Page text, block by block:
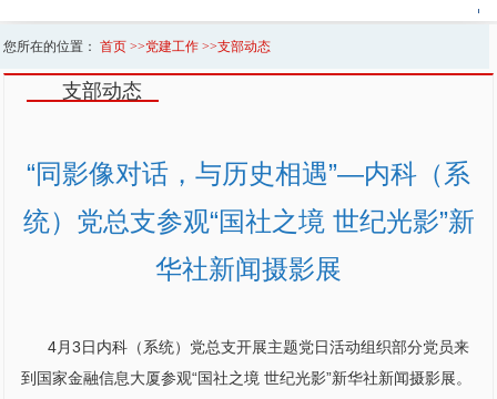
您所在的位置：首页 >>党建工作 >>支部动态
支部动态
“同影像对话，与历史相遇”—内科（系
统）党总支参观“国社之境 世纪光影”新
华社新闻摄影展
4月3日内科 （系统）党总支开展主题党日活动组织部分党员来
到国家金融信息大厦参观“国社之境 世纪光影”新华社新闻摄影展。